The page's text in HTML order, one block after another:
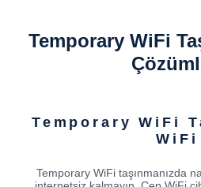
Temporary WiFi
Temporary WiFi
WiFi
Temporary WiFi taşınmanızda